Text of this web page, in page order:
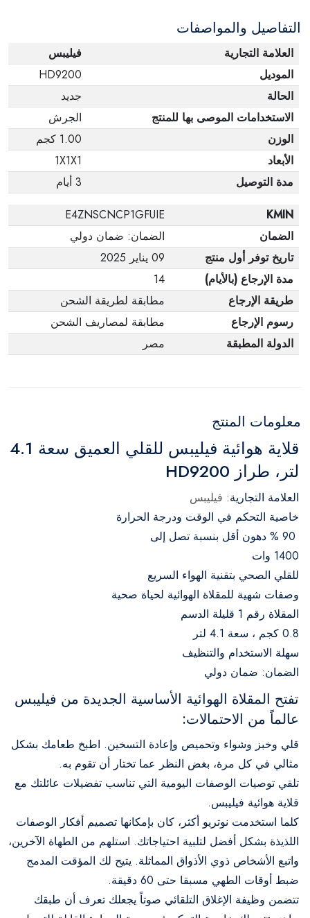
التفاصيل والمواصفات
العلامة التجارية
فيليبس
الموديل
HD9200
الحالة
جديد
الاستخدامات الموصى بها للمنتج
الجرش
الوزن
1.00 كجم
الأبعاد
1X1X1
مدة التوصيل
3 أيام
KMIN
E4ZNSCNCP1GFUIE
الضمان
الضمان: ضمان دولي
تاريخ توفر أول منتج
09 يناير 2025
مدة الإرجاع (بالأيام)
14
طريقة الإرجاع
مطابقة لطريقة الشحن
رسوم الإرجاع
مطابقة لمصاريف الشحن
الدولة المطبقة
مصر
معلومات المنتج
قلاية هوائية فيليبس للقلي العميق سعة 4.1
لتر، طراز HD9200
العلامة التجارية: فيليبس
خاصية التحكم في الوقت ودرجة الحرارة
1400 وات
للقلي الصحي بتقنية الهواء السريع
وصفات شهية للمقلاة الهوائية لحياة صحية
المقلاة رقم 1 قليلة الدسم
0.8 كجم ، سعة 4.1 لتر
سهلة الاستخدام والتنظيف
الضمان: ضمان دولي
تفتح المقلاة الهوائية الأساسية الجديدة من فيليبس
عالماً من الاحتمالات:
قلي وخبز وشواء وتحميص وإعادة التسخين. اطبخ طعامك بشكل
مثالي في كل مرة، بغض النظر عما تختار أن تقوم به.
تلقي توصيات الوصفات اليومية التي تناسب تفضيلات عائلتك مع
قلاية هوائية فيليبس.
كلما استخدمت نوتريو أكثر، كان بإمكانها تصميم أفكار الوصفات
اللذيذة بشكل أفضل لتلبية احتياجاتك. استلهم من الطهاة الآخرين،
واتبع الأشخاص ذوي الأذواق المماثلة. يتيح لك المؤقت المدمج
ضبط أوقات الطهي مسبقا حتى 60 دقيقة.
تتضمن وظيفة الإغلاق التلقائي صوتاً يجعلك تعرف أن طبقك